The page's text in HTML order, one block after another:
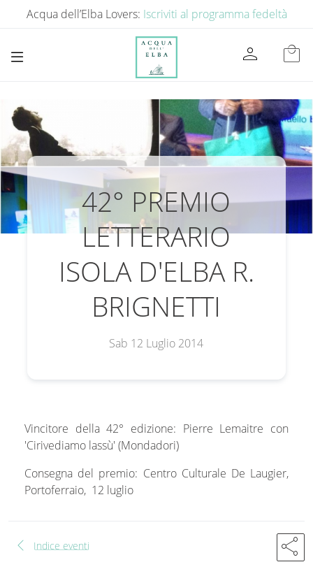
Acqua dell’Elba Lovers: Iscriviti al programma fedeltà
person local_mall
42° PREMIO
LETTERARIO
ISOLA D'ELBA R.
BRIGNETTI
Sab 12 Luglio 2014
Vincitore della 42° edizione: Pierre Lemaitre con
'Cirivediamo lassù' (Mondadori)
Consegna del premio: Centro Culturale De Laugier,
Portoferraio, 12 luglio
chevron_left Indice eventi share